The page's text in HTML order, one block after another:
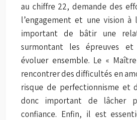
au chiffre 22, demande des
l’engagement et une vision
important de bâtir une
surmontant les épreuves
évoluer ensemble. Le «
rencontrer des difficultés en
risque de perfectionnisme et
donc important de lâcher
confiance. Enfin, il est